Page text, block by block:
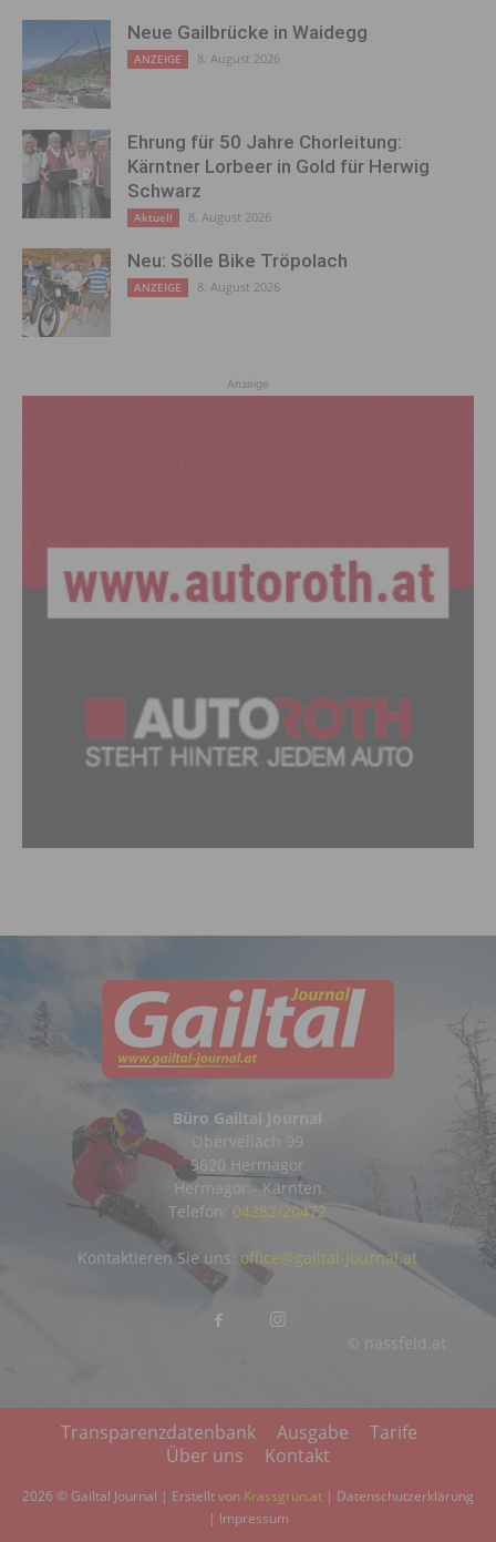
Neue Gailbrücke in Waidegg
ANZEIGE 8. August 2026
Ehrung für 50 Jahre Chorleitung:
Kärntner Lorbeer in Gold für Herwig
Schwarz
Aktuell 8. August 2026
Neu: Sölle Bike Tröpolach
ANZEIGE 8. August 2026
Anzeige
Büro Gailtal Journal
Obervellach 99
9620 Hermagor
Hermagor - Kärnten
Telefon: 04282/20472
© nassfeld.at
Kontaktieren Sie uns: office@gailtal-journal.at
Transparenzdatenbank Ausgabe
Tarife
Über uns
Kontakt
2026 © Gailtal Journal | Erstellt von Krassgrün.at | Datenschutzerklärung
| Impressum